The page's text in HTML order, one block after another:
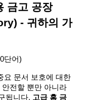
금고 공장
- 귀하의 가
단어)
요 문서 보호에 대한
전할 뿐만 아니라
됩니다. 고급 홈 금